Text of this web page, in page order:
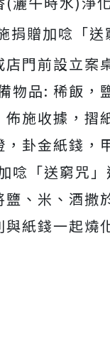
捐贈加唸「送
店門前設立案
物品: 稀飯，
佈施收據，摺
，卦金紙錢，
唸「送窮咒」
、米、酒撒
紙錢一起燒